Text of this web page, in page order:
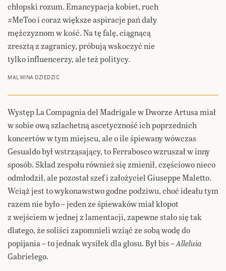
chłopski rozum. Emancypacja kobiet, ruch
#MeToo i coraz większe aspiracje pań dały
mężczyznom w kość. Na tę falę, ciągnącą
zresztą z zagranicy, próbują wskoczyć nie
tylko influencerzy, ale też politycy.
MALWINA DZIEDZIC
Występ La Compagnia del Madrigale w Dworze Artusa miał
w sobie ową szlachetną ascetyczność ich poprzednich
koncertów w tym miejscu, ale o ile śpiewany wówczas
Gesualdo był wstrząsający, to Ferrabosco wzruszał w inny
sposób. Skład zespołu również się zmienił, częściowo nieco
odmłodził, ale pozostał szef i założyciel Giuseppe Maletto.
Wciąż jest to wykonawstwo godne podziwu, choć ideału tym
razem nie było – jeden ze śpiewaków miał kłopot
z wejściem w jednej z lamentacji, zapewne stało się tak
dlatego, że soliści zapomnieli wziąć ze sobą wodę do
popijania – to jednak wysiłek dla głosu. Był bis –Alleluia
Gabrielego.